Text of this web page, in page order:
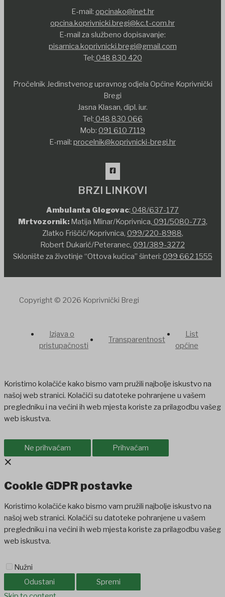
E-mail: opcinako@inet.hr
opcina.koprivnicki.bregi@kc.t-com.hr
E-mail za službeno dopisavanje:
pisarnica.koprivnicki.bregi@gmail.com
Tel: 048 830 420
Pročelnik Jedinstvenog upravnog odjela Općine Koprivnički
Bregi
Jasna Klasan, dipl. iur.
Tel: 048 830 066
Mob: 091 610 7119
E-mail: procelnik@koprivnicki-bregi.hr
BRZI LINKOVI
Ambulanta Glogovac: 048/637-177
Mrtvozornik:Matija Mlinar/Koprivnica, 091/5080-773,
Zlatko Friščić/Koprivnica, 099/220-8988,
Robert Dukarić/Peteranec, 091/389-3272
Sklonište za životinje “Ottova kućica” šinteri: 099 662 1555
Copyright © 2026 Koprivnički Bregi
Izjava o
pristupačnosti
Transparentnost
List
općine
Koristimo kolačiće kako bismo vam pružili najbolje iskustvo na
našoj web stranici. Kolačići su datoteke pohranjene u vašem
pregledniku i na većini ih web mjesta koriste za prilagodbu vašeg
web iskustva.
Ne prihvaćam Prihvaćam
×
Cookie GDPR postavke
Koristimo kolačiće kako bismo vam pružili najbolje iskustvo na
našoj web stranici. Kolačići su datoteke pohranjene u vašem
pregledniku i na većini ih web mjesta koriste za prilagodbu vašeg
web iskustva.
Nužni
Odustani
Spremi